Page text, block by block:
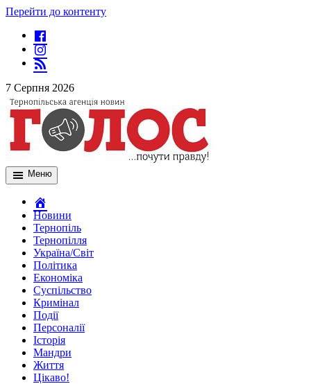
Перейти до контенту
7 Серпня 2026
Меню
Новини
Тернопіль
Тернопілля
Україна/Світ
Політика
Економіка
Суспільство
Кримінал
Події
Персоналії
Історія
Мандри
Життя
Цікаво!